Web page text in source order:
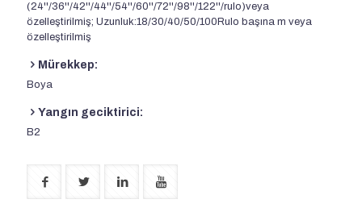
(24''/36''/42''/44''/54''/60''/72''/98''/122''/rulo)veya
özelleştirilmiş; Uzunluk:18/30/40/50/100Rulo başına m veya
özelleştirilmiş
Mürekkep:
Boya
Yangın geciktirici:
B2